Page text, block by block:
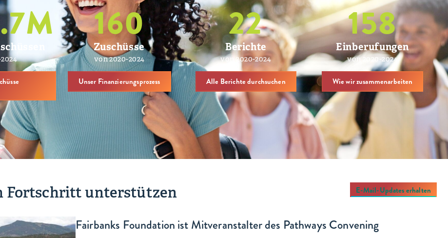
M 160
Zuschüsse
von 2020-2024
Unser Finanzierungsprozess
22
Berichte
von 2020-2024
Alle Berichte durchsuchen
158
Einberufungen
von 2020-2024
Wie wir zusammenarbeiten
Fortschritt unterstützen E-Mail-Updates erhalten
Fairbanks Foundation ist Mitveranstalter des Pathways Convening